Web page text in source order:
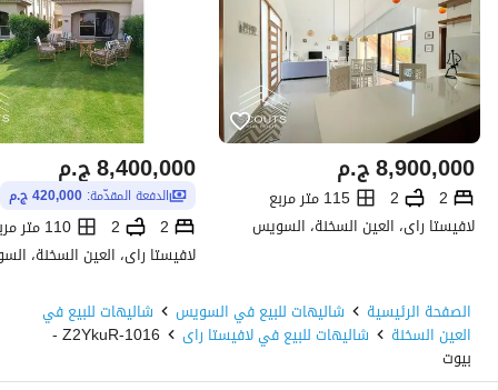
ج.م8,900,000
2
2
115 متر مربع
لافيستا راى، العين السخنة، السويس
ج.م8,400,000
الدفعة المقدّمة: 420,000 ج.م
2
2
110 متر مربع
لافيستا راى، العين السخنة،
الصفحة الرئيسية
شاليهات للبيع في السويس شاليهات للبيع في
العين السخنة شاليهات للبيع في لافيستا راى 1016-Z2YkuR -
بيوت